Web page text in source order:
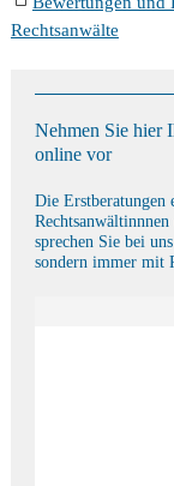
Rechtsanwälte
Nehmen Sie hier
online vor
Die Erstberatungen
sprechen Sie bei
sondern immer mit